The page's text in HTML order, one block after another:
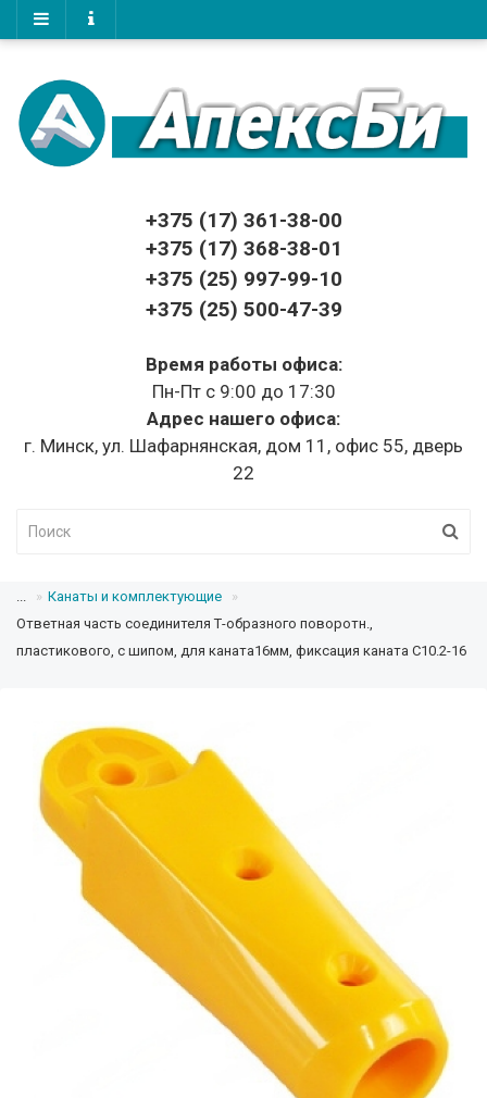
+375 (17) 361-38-00
+375 (17) 368-38-01
+375 (25) 997-99-10
+375 (25) 500-47-39
Время работы офиса:
Пн-Пт с 9:00 до 17:30
Адрес нашего офиса:
г. Минск, ул. Шафарнянская, дом 11, офис 55, дверь
22
Канаты и комплектующие
Ответная часть соединителя Т-образного поворотн.,
пластикового, с шипом, для каната16мм, фиксация каната С10.2-16